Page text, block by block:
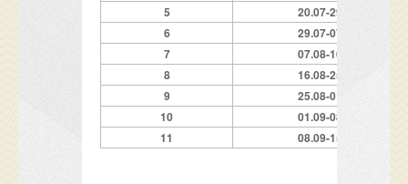
5
20.07-29.07
6
29.07-07.08
7
07.08-16.08
8
16.08-25.08
9
25.08-01.09
10
01.09-08.09
11
08.09-15.09